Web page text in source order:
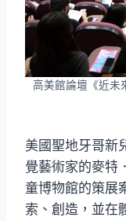
高美館論壇《近未
美國聖地牙哥新
覺藝術家的麥特
童博物館的策展
索、創造，並在